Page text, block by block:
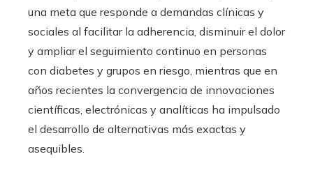
una meta que responde a demandas clínicas y
sociales al facilitar la adherencia, disminuir el dolor
y ampliar el seguimiento continuo en personas
con diabetes y grupos en riesgo, mientras que en
años recientes la convergencia de innovaciones
científicas, electrónicas y analíticas ha impulsado
el desarrollo de alternativas más exactas y
asequibles.